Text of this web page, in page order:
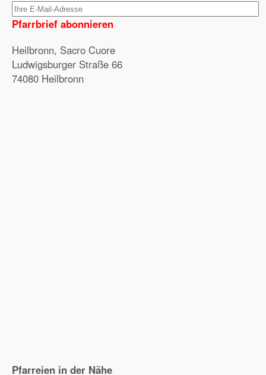
Pfarrbrief abonnieren
Heilbronn, Sacro Cuore
Ludwigsburger Straße 66
74080 Heilbronn
Pfarreien in der Nähe